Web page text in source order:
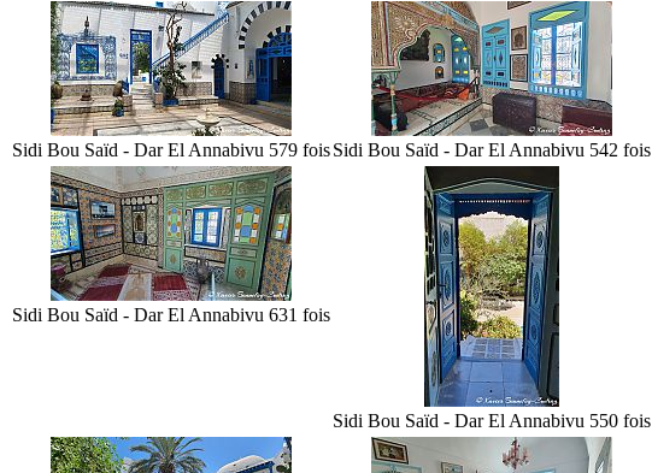
Sidi Bou Saïd - Dar El Annabivu 579 fois Sidi Bou Saïd - Dar El Annabivu 542 fois
Sidi Bou Saïd - Dar El Annabivu 631 fois
Sidi Bou Saïd - Dar El Annabivu 550 fois